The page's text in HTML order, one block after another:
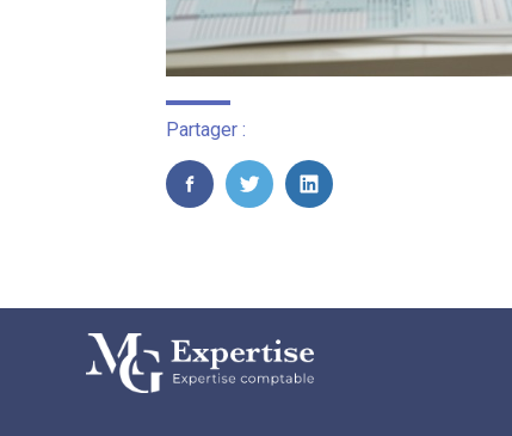
Partager :
FaceBook
TwitterLinkedIn